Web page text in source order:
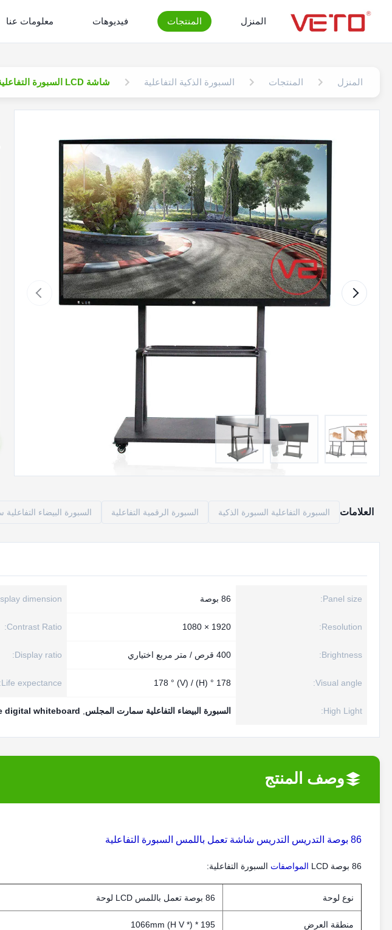
المنزل المنتجات فيديوهات معلومات عنا
المنزل المنتجات السبورة الذكية التفاعلية شاشة LCD السبورة التفاعلية السبورة التفاعلية ، لوحة رقمية تفاعلية 195 (H) * 1066 (V)
العلامات السبورة التفاعلية السبورة الذكية السبورة الرقمية التفاعلية السبورة البيضاء
Panel size: 86 بوصة dimension:
Resolution:
1920 × 1080
Contrast Ratio:
Brightness: 400 قرص / متر مربع اختياري Display ratio:
Visual angle:
178 ° (H) / 178 ° (V)
Life expectance:
High Light: السبورة البيضاء التفاعلية سمارت المجلس digital whiteboard
وصف المنتج
86 بوصة التدريس التدريس شاشة تعمل باللمس السبورة التفاعلية
86 بوصة LCD المواصفات السبورة التفاعلية:
نوع لوحة 86 بوصة تعمل باللمس LCD لوحة
منطقة العرض 195 * 1066mm (H V *)